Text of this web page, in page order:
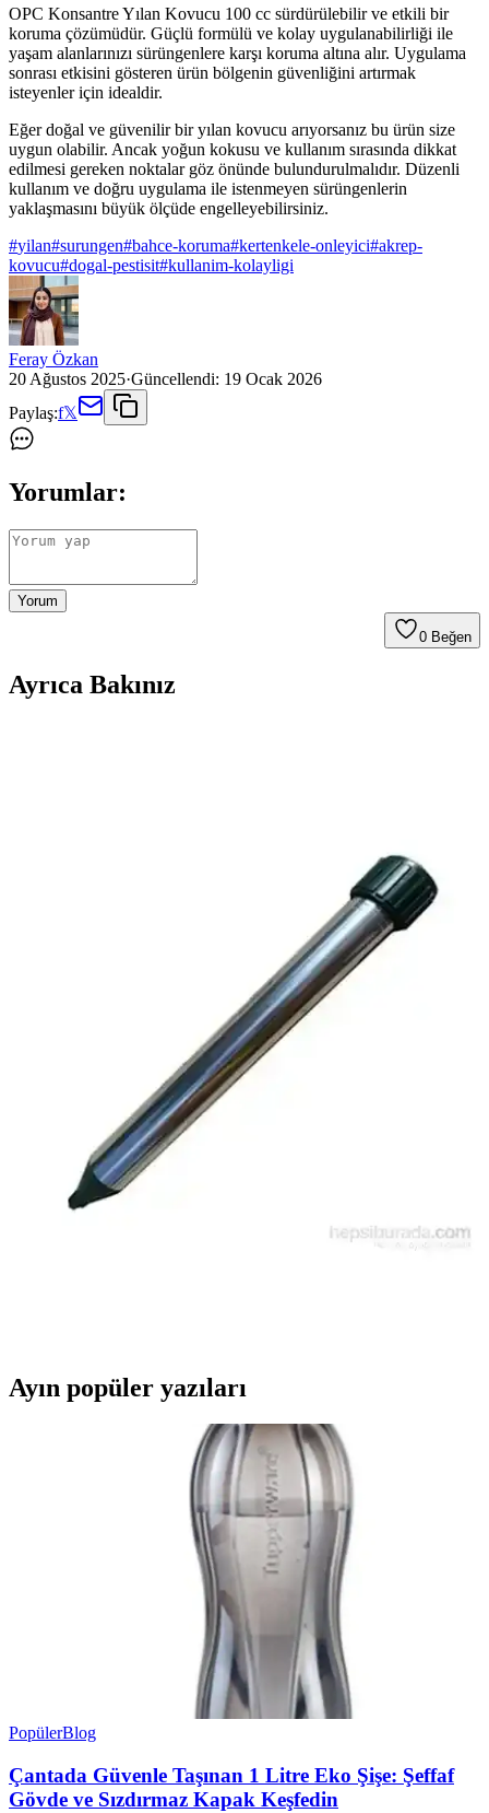
OPC Konsantre Yılan Kovucu 100 cc sürdürülebilir ve etkili bir
koruma çözümüdür. Güçlü formülü ve kolay uygulanabilirliği ile
yaşam alanlarınızı sürüngenlere karşı koruma altına alır. Uygulama
sonrası etkisini gösteren ürün bölgenin güvenliğini artırmak
isteyenler için idealdir.
Eğer doğal ve güvenilir bir yılan kovucu arıyorsanız bu ürün size
uygun olabilir. Ancak yoğun kokusu ve kullanım sırasında dikkat
edilmesi gereken noktalar göz önünde bulundurulmalıdır. Düzenli
kullanım ve doğru uygulama ile istenmeyen sürüngenlerin
yaklaşmasını büyük ölçüde engelleyebilirsiniz.
#yilan#surungen#bahce-koruma#kertenkele-onleyici#akrep-
kovucu#dogal-pestisit#kullanim-kolayligi
Feray Özkan
20 Ağustos 2025·Güncellendi: 19 Ocak 2026
Paylaş:f𝕏
Yorumlar:
Yorum
0 Beğen
Ayrıca Bakınız
Titan Köstebek Fare Yılan Kovucu Solar Güneş
Titan Köstebek Fare Yılan Kovucu, güneş enerjisiyle çalışan, geniş
alan koruma sağlayan, ultrasonik sesler ve su geçirmez tasarımıyla
zararlı hayvanları uzak tutan güvenilir bir cihazdır.
Doğal ve Etkili Birlik Çam Katranı Haşere Kovucu
1 kg ile Güvenli Koruma
Birlik Çam Katranı Haşere Kovucu, doğal içeriklerle yılan ve
akrepleri uzaklaştırır, çevre ve sağlık dostudur, pratik kullanımıyla
uzun süreli etkili koruma sunar.
Tokyo Bahçe Tipi Fare, Yılan ve Köstebek Kovucu:
Etkili ve Doğal Bahçe Koruma Çözümü
Ayın popüler yazıları
PopülerBlog
Çantada Güvenle Taşınan 1 Litre Eko Şişe: Şeffaf
Gövde ve Sızdırmaz Kapak Keşfedin